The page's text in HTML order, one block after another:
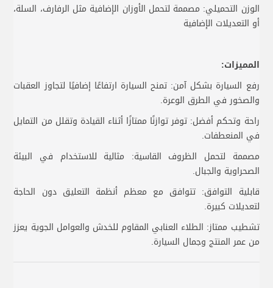
الوزن التحميلي: مصممة لتحمل الأوزان الإضافية مثل الرفارف، السلة،
أو التعديلات الإضافية
المميزات:
رفع السيارة بشكل آمن: تمنح السيارة ارتفاعًا إضافيًا لتجاوز العقبات
والصخور في الطرق الوعرة.
راحة وتحكم أفضل: توفر توازنًا ممتازًا أثناء القيادة وتقلل من التمايل
في المنعطفات.
مصممة لتحمل الظروف القاسية: مثالية للاستخدام في البيئة
الصحراوية والجبال.
قابلية التوافق: تتوافق مع معظم أنظمة التعليق دون الحاجة
لتعديلات كبيرة.
تشطيب ممتاز: الطلاء العنابي المقاوم للخدش والعوامل الجوية يعزز
من عمر المنتج وجمال السيارة.